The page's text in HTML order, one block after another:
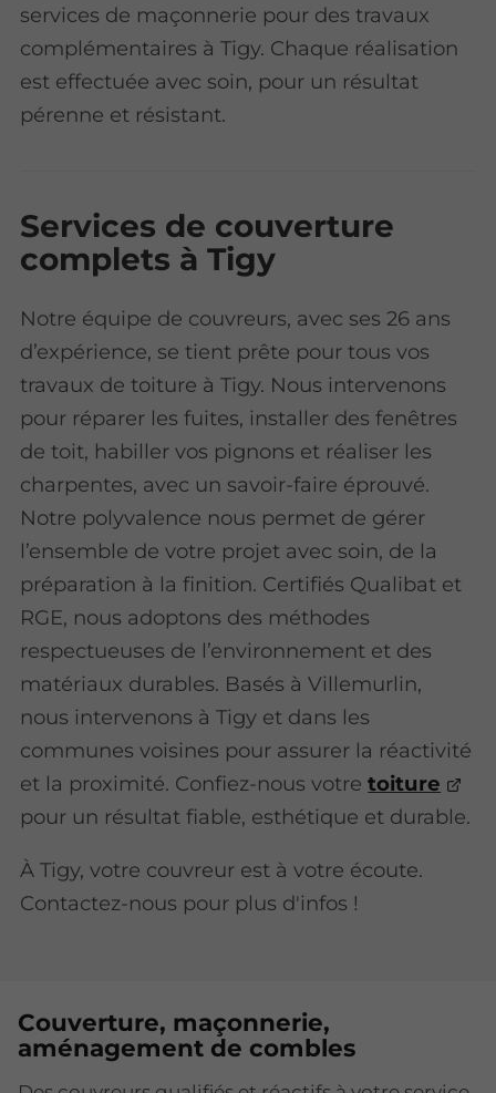
services de maçonnerie pour des travaux
complémentaires à Tigy. Chaque réalisation
est effectuée avec soin, pour un résultat
pérenne et résistant.
Services de couverture
complets à Tigy
Notre équipe de couvreurs, avec ses 26 ans
d’expérience, se tient prête pour tous vos
travaux de toiture à Tigy. Nous intervenons
pour réparer les fuites, installer des fenêtres
de toit, habiller vos pignons et réaliser les
charpentes, avec un savoir-faire éprouvé.
Notre polyvalence nous permet de gérer
l’ensemble de votre projet avec soin, de la
préparation à la finition. Certifiés Qualibat et
RGE, nous adoptons des méthodes
respectueuses de l’environnement et des
matériaux durables. Basés à Villemurlin,
nous intervenons à Tigy et dans les
communes voisines pour assurer la réactivité
et la proximité. Confiez-nous votretoiture
pour un résultat fiable, esthétique et durable.
À Tigy, votre couvreur est à votre écoute.
Contactez-nous pour plus d'infos !
Couverture, maçonnerie,
aménagement de combles